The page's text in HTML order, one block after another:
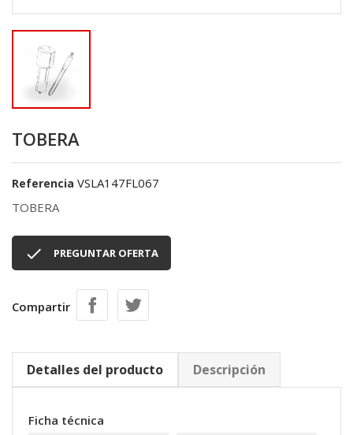
TOBERA
Referencia VSLA147FL067
TOBERA
 PREGUNTAR OFERTA
Compartir
Detalles del producto Descripción
Ficha técnica